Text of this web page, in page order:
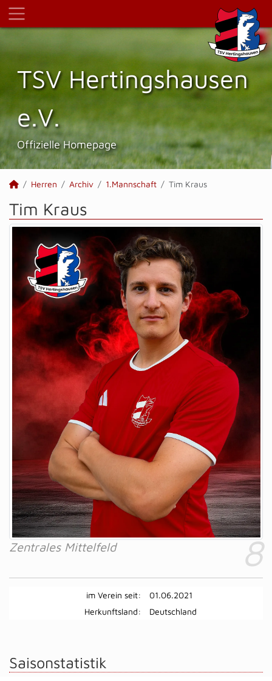
TSV Hertings­hausen
e.V.
Offizielle Homepage
Herren Archiv 1.Mannschaft Tim Kraus
Tim Kraus
8
Zentrales Mittelfeld
im Verein seit:
01.06.2021
Herkunftsland:
Deutschland
Saisonstatistik